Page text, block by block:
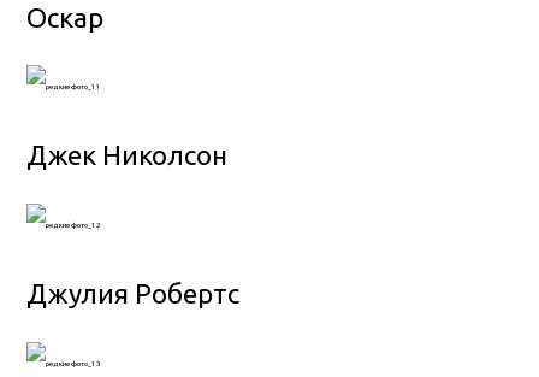
Оскар
Джек Николсон
Джулия Робертс